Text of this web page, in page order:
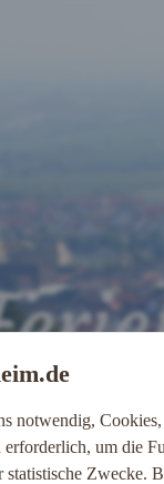
notwendig,
um die
Zwecke.